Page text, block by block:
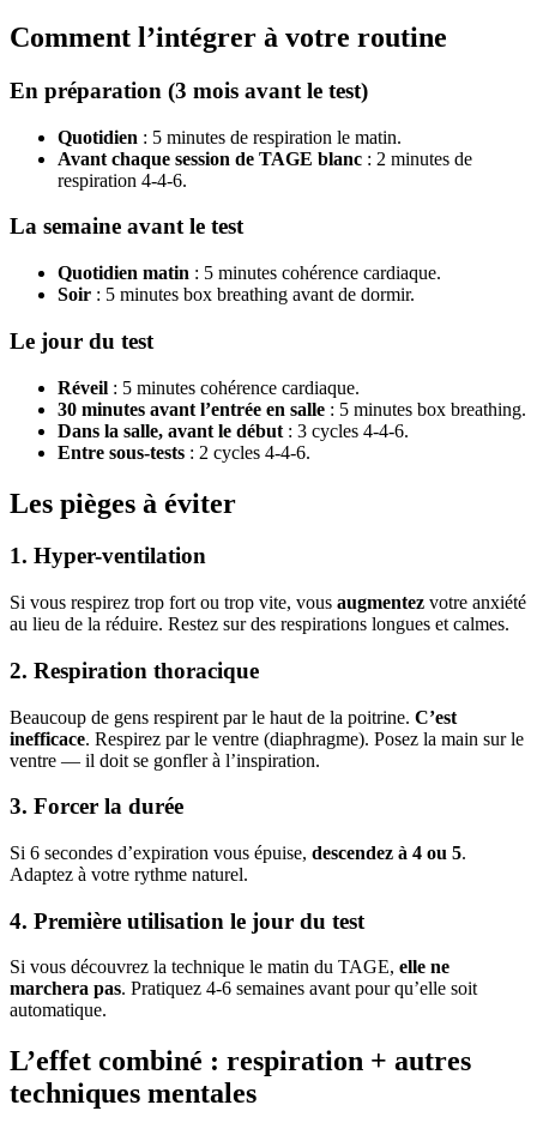
Comment l’intégrer à votre routine
En préparation (3 mois avant le test)
Quotidien : 5 minutes de respiration le matin.
Avant chaque session de TAGE blanc : 2 minutes de
respiration 4-4-6.
La semaine avant le test
Quotidien matin : 5 minutes cohérence cardiaque.
Soir : 5 minutes box breathing avant de dormir.
Le jour du test
Réveil : 5 minutes cohérence cardiaque.
30 minutes avant l’entrée en salle : 5 minutes box breathing.
Dans la salle, avant le début : 3 cycles 4-4-6.
Entre sous-tests : 2 cycles 4-4-6.
Les pièges à éviter
1. Hyper-ventilation
Si vous respirez trop fort ou trop vite, vous augmentez votre anxiété
au lieu de la réduire. Restez sur des respirations longues et calmes.
2. Respiration thoracique
Beaucoup de gens respirent par le haut de la poitrine. C’est
inefficace. Respirez par le ventre (diaphragme). Posez la main sur le
ventre — il doit se gonfler à l’inspiration.
3. Forcer la durée
Si 6 secondes d’expiration vous épuise, descendez à 4 ou 5.
Adaptez à votre rythme naturel.
4. Première utilisation le jour du test
Si vous découvrez la technique le matin du TAGE, elle ne
marchera pas. Pratiquez 4-6 semaines avant pour qu’elle soit
automatique.
L’effet combiné : respiration + autres
techniques mentales